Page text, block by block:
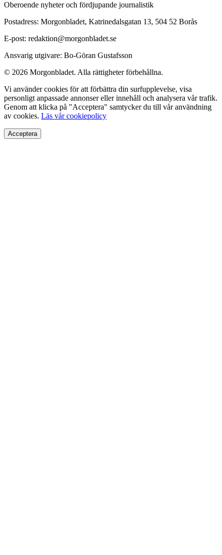
Oberoende nyheter och fördjupande journalistik
Postadress: Morgonbladet, Katrinedalsgatan 13, 504 52 Borås
E-post: redaktion@morgonbladet.se
Ansvarig utgivare: Bo-Göran Gustafsson
© 2026 Morgonbladet. Alla rättigheter förbehållna.
Vi använder cookies för att förbättra din surfupplevelse, visa
personligt anpassade annonser eller innehåll och analysera vår trafik.
Genom att klicka på "Acceptera" samtycker du till vår användning
av cookies. Läs vår cookiepolicy
Acceptera